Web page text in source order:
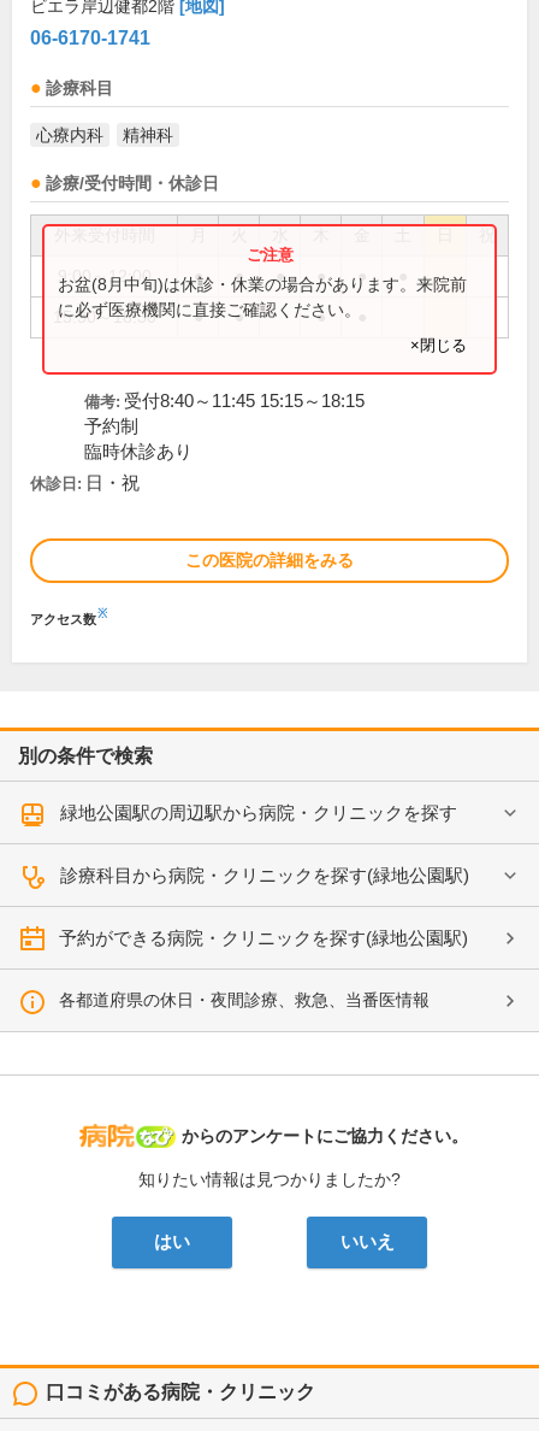
ビエラ岸辺健都2階 [地図]
06-6170-1741
診療科目
心療内科 精神科
診療/受付時間・休診日
祝
9:00～12:00 ● ● ● ● ●
15:30～18:30 ● ● ●
お盆(8月中旬)は休診・休業の場合があります。来院前
に必ず医療機関に直接ご確認ください。
×閉じる
備考: 受付8:40～11:45 15:15～18:15
予約制
臨時休診あり
休診日: 日・祝
この医院の詳細をみる
アクセス数※
別の条件で検索
緑地公園駅の周辺駅から病院・クリニックを探す
診療科目から病院・クリニックを探す(緑地公園駅)
予約ができる病院・クリニックを探す(緑地公園駅)
各都道府県の休日・夜間診療、救急、当番医情報
病院なび
からのアンケートにご協力ください。
知りたい情報は見つかりましたか?
はい いいえ
口コミがある病院・クリニック